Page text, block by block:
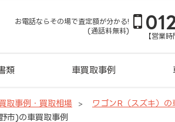
お電話ならその場で査定額が分かる!
(通話料無料)
【営業
類 車買取事例
取事例・買取相場
ワゴンR（スズキ）
市)の車買取事例